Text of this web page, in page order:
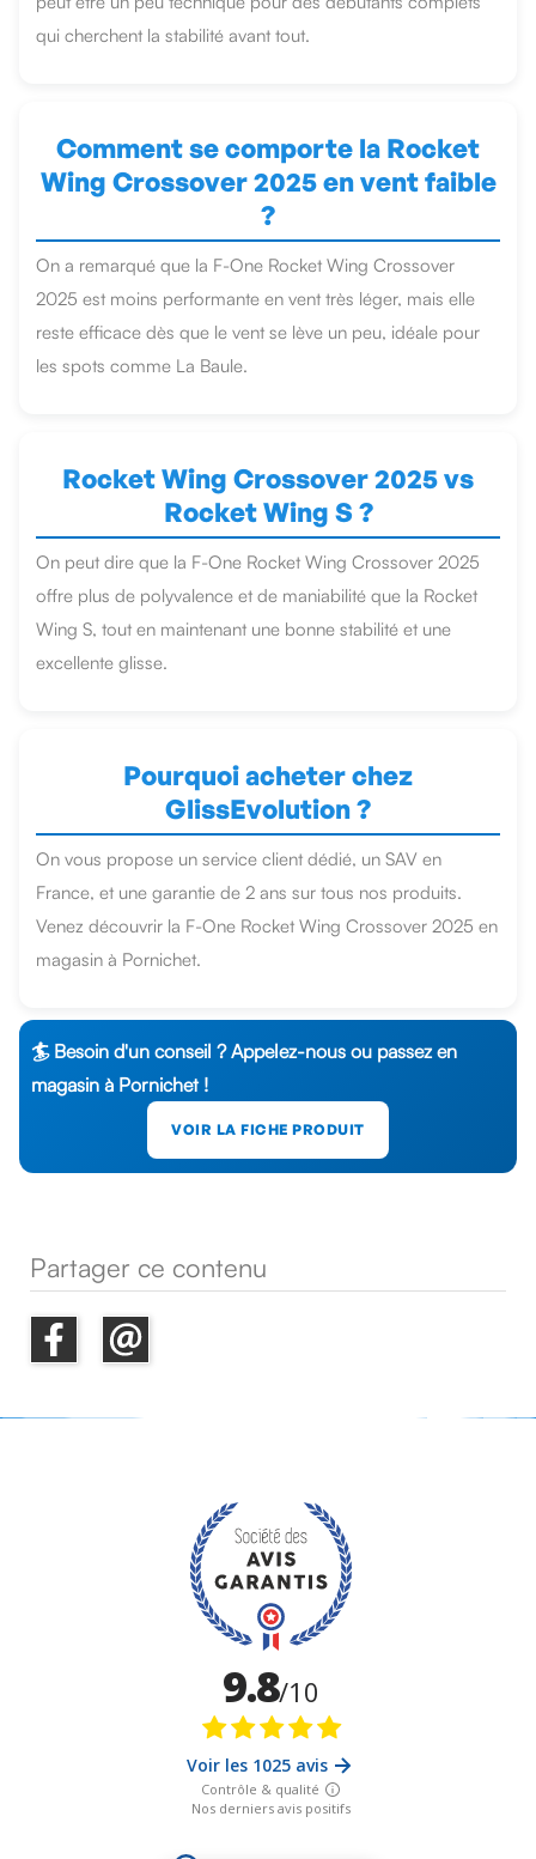
qui cherchent la stabilité avant tout.
Comment se comporte la Rocket
Wing Crossover 2025 en vent faible
?
On a remarqué que la F-One Rocket Wing Crossover
2025 est moins performante en vent très léger, mais elle
reste efficace dès que le vent se lève un peu, idéale pour
les spots comme La Baule.
Rocket Wing Crossover 2025 vs
Rocket Wing S ?
On peut dire que la F-One Rocket Wing Crossover 2025
offre plus de polyvalence et de maniabilité que la Rocket
Wing S, tout en maintenant une bonne stabilité et une
excellente glisse.
Pourquoi acheter chez
GlissEvolution ?
On vous propose un service client dédié, un SAV en
France, et une garantie de 2 ans sur tous nos produits.
Venez découvrir la F-One Rocket Wing Crossover 2025 en
magasin à Pornichet.
🏄 Besoin d'un conseil ? Appelez-nous ou passez en
magasin à Pornichet !
VOIR LA FICHE PRODUIT
Partager ce contenu